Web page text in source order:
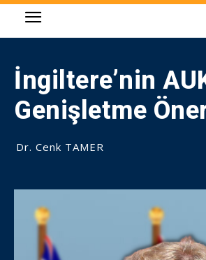
İngiltere’nin
Genişletme
Dr. Cenk TAMER